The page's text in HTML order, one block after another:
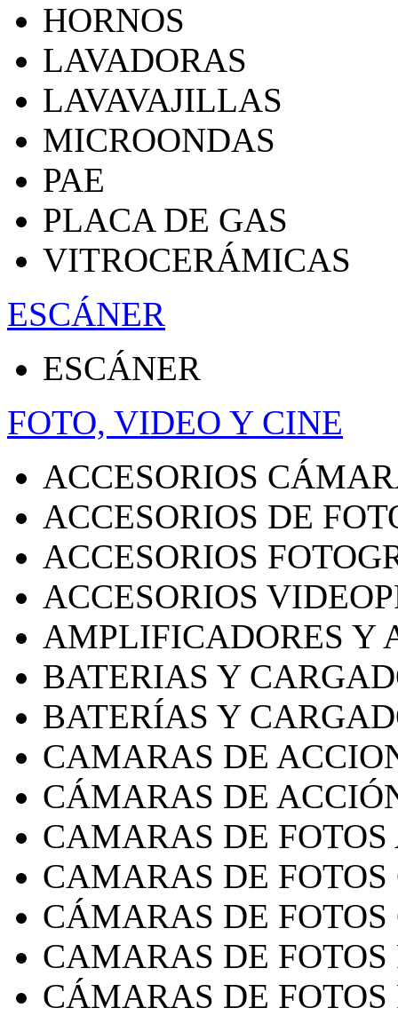
HORNOS
LAVADORAS
LAVAVAJILLAS
MICROONDAS
PAE
PLACA DE GAS
VITROCERÁMICAS
ESCÁNER
ESCÁNER
FOTO, VIDEO Y CINE
ACCESORIOS
ACCESORIOS DE
ACCESORIOS
ACCESORIOS
AMPLIFICADORES Y
BATERIAS Y
BATERÍAS Y
CAMARAS DE
CÁMARAS DE
CAMARAS DE
CAMARAS DE FOTOS
CÁMARAS DE FOTOS
CAMARAS DE
CÁMARAS DE